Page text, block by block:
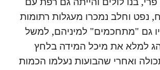
נפט וחלב נמכרו מעגלות רתומות
גם "מתחכמים" למיניהם, למשל
למלא את מיכל המידה בלחץ
ואחרי שהבועות נעלמו הכמות